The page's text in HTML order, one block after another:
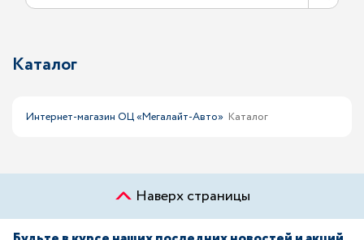
Каталог
Интернет-магазин ОЦ «Мегалайт-Авто» Каталог
Наверх страницы